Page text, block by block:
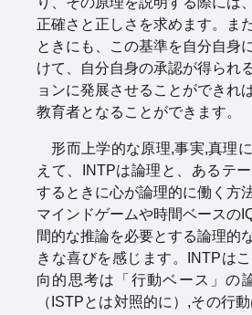
正確さと正しさを求めます。ま
ときにも、この基準を自分自身
けて、自分自身の承認が得られ
ョンに発展させることができれ
教育者となることができます。
形而上学的な原理,事実,真理
えて、INTPは論理と、あるテ
するときに心が論理的に働く方
マインドゲームや時間ベースの
間的な推論を必要とする論理的
きな喜びを感じます。INTPは
向的思考は「行動ベース」の
（ISTPとは対照的に）,その行